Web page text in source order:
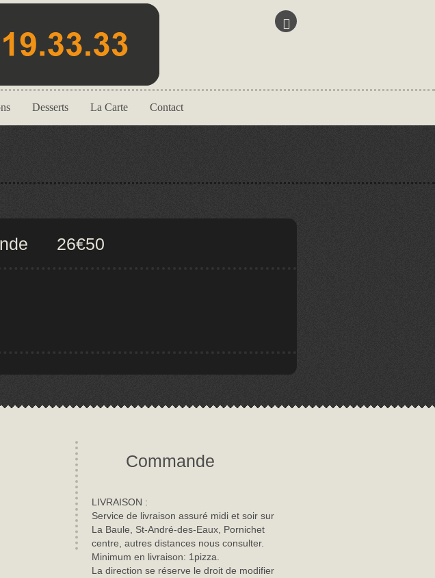
Desserts La Carte Contact
26€50
Commande
LIVRAISON :
Service de livraison assuré midi et soir sur
La Baule, St-André-des-Eaux, Pornichet
centre, autres distances nous consulter.
Minimum en livraison: 1pizza.
La direction se réserve le droit de modifier